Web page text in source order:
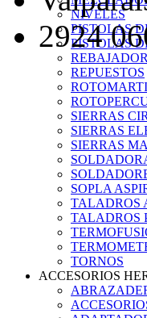
NIVELES
PISTOLAS
PISTOLAS
REPUESTOS
SIERRAS
SIERRAS
SIERRAS
SOPLA
TALADROS
TALADROS
TORNOS
ACCESORIOS
2924